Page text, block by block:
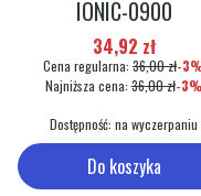
Do koszyka
IONIC-0900
Cena promocyjna
34,92 zł
Cena regularna: 36,00 zł-
Najniższa cena: 36,00 zł-3%
Dostępność: na wyczerpaniu